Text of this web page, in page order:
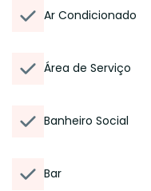
Ar Condicionado
Área de Serviço
Banheiro Social
Bar